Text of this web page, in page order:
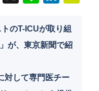
n
e
n
k
dI
m
ai
のT-ICUが取り組
が、東京新聞で紹
対して専門医チー